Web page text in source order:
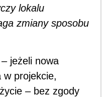
lokalu
zmiany sposobu
jeżeli nowa
w projekcie,
– bez zgody